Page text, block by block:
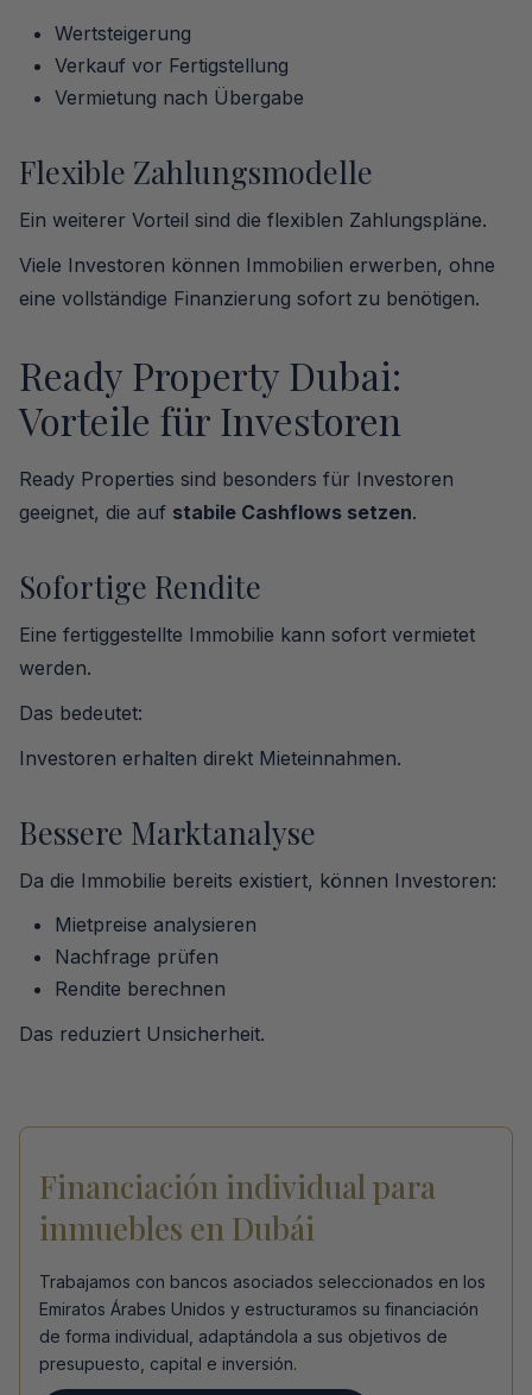
Wertsteigerung
Verkauf vor Fertigstellung
Vermietung nach Übergabe
Flexible Zahlungsmodelle
Ein weiterer Vorteil sind die flexiblen Zahlungspläne.
Viele Investoren können Immobilien erwerben, ohne
eine vollständige Finanzierung sofort zu benötigen.
Ready Property Dubai:
Vorteile für Investoren
Ready Properties sind besonders für Investoren
geeignet, die auf stabile Cashflows setzen.
Sofortige Rendite
Eine fertiggestellte Immobilie kann sofort vermietet
werden.
Das bedeutet:
Investoren erhalten direkt Mieteinnahmen.
Bessere Marktanalyse
Da die Immobilie bereits existiert, können Investoren:
Mietpreise analysieren
Nachfrage prüfen
Rendite berechnen
Das reduziert Unsicherheit.
Financiación individual para
inmuebles en Dubái
Trabajamos con bancos asociados seleccionados en los
Emiratos Árabes Unidos y estructuramos su financiación
de forma individual, adaptándola a sus objetivos de
presupuesto, capital e inversión.